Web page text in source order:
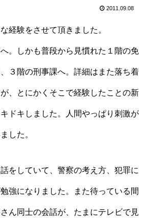
2011.09.08
経験をさせて頂きました。
。しかも普段から見慣れた１階の免
３階の刑事課へ。詳細はまた落ち着
、とにかくそこで経験したことの新
ドキしました。人間やっぱり刺激が
した。
をしていて、警察の考え方、犯罪に
強になりました。また待っている間
ん同士の会話が、たまにテレビで見